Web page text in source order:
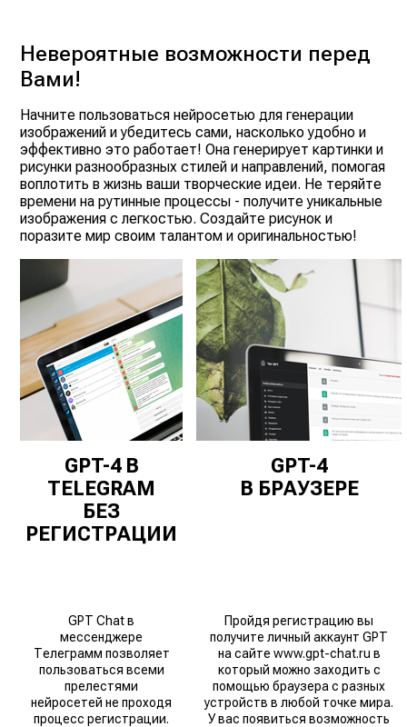
Невероятные возможности перед
Вами!
Начните пользоваться нейросетью для генерации
изображений и убедитесь сами, насколько удобно и
эффективно это работает! Она генерирует картинки и
рисунки разнообразных стилей и направлений, помогая
воплотить в жизнь ваши творческие идеи. Не теряйте
времени на рутинные процессы - получите уникальные
изображения с легкостью. Создайте рисунок и
поразите мир своим талантом и оригинальностью!
GPT-4 В
TELEGRAM
БЕЗ
РЕГИСТРАЦИИ
GPT Chat в
мессенджере
Телеграмм позволяет
пользоваться всеми
прелестями
нейросетей не проходя
процесс регистрации.
GPT-4
В БРАУЗЕРЕ
Пройдя регистрацию вы
получите личный аккаунт GPT
на сайте www.gpt-chat.ru в
который можно заходить с
помощью браузера с разных
устройств в любой точке мира.
У вас появиться возможность